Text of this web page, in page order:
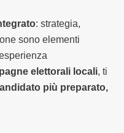
: strategia,
sono elementi
elettorali locali, ti
più preparato,